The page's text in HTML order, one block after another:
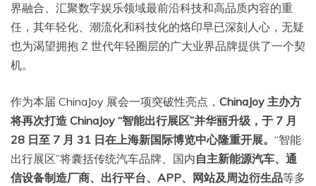
界融合、汇聚数字娱乐领域最前沿科技和高品质内容的重
任，其年轻化、潮流化和科技化的烙印早已深刻人心，无疑
也为渴望拥抱 Z 世代年轻圈层的广大业界品牌提供了一个契
机。
作为本届 ChinaJoy 展会一项突破性亮点， ChinaJoy 主办方
将再次打造 ChinaJoy “智能出行展区”并华丽升级，于 7 月
28 日至 7 月 31 日在上海新国际博览中心隆重开展。 “智能
出行展区”将囊括传统汽车品牌、国内自主新能源汽车、通
信设备制造厂商、出行平台、APP、网站及周边衍生品等多